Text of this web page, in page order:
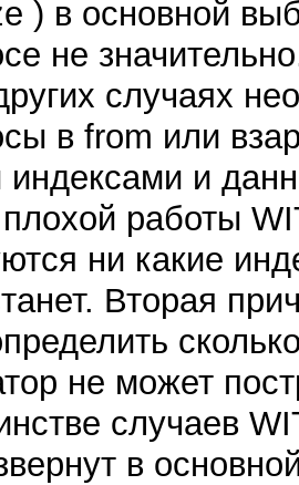
) в основной
не
случаях
в from или
и
работы
ни какие
Вторая
не может
случаев
в